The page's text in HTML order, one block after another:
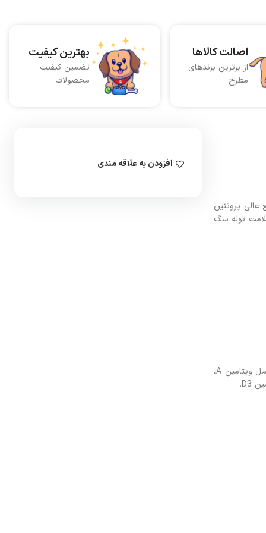
اصالت کالاها
از برترین برندهای
مطرح
بهترین کیفیت
تضمین کیفیت
محصولات
عالی پروتئین
توله سگ
آب، مرغ (حداقل ۲۰٪)، شیر خشک، شربت ذرت، طعم دهنده مرغ، بذر کتان، پتاسیم کلرید، نمک، DL-متیونین، تورین، ویتامین E، اکسید روی، نیاسین، مکمل ویتامین A،
افزودن به علاقه مندی